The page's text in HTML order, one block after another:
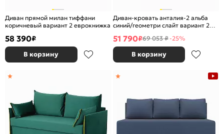
Диван прямой милан тиффани
коричневый вариант 2 еврокнижка
58 390₽
В корзину
Диван-кровать анталия-2 альба
синий/геометри слайт вариант 2
51 790₽69 053 ₽-25%
В корзину